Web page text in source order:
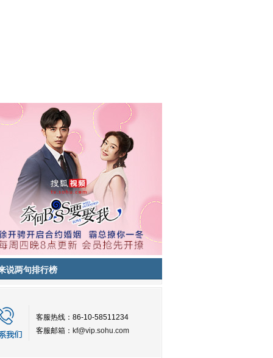
说两句排行榜
客服热线：86-10-58511234
客服邮箱： kf@vip.sohu.com